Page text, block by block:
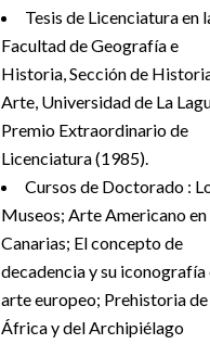
Tesis de Licenciatura en
Facultad de Geografía e
Historia, Sección de
Arte, Universidad de La
Premio Extraordinario de
Licenciatura (1985).
Cursos de Doctorado :
Museos; Arte Americano en
Canarias; El concepto de
decadencia y su iconografía
arte europeo; Prehistoria de
África y del Archipiélago